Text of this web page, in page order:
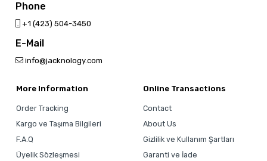
Phone
‎+1 (423) 504-3450
E-Mail
info@jacknology.com
More Information
Order Tracking
Kargo ve Taşıma Bilgileri
F.A.Q
Üyelik Sözleşmesi
Online Transactions
Contact
About Us
Gizlilik ve Kullanım Şartları
Garanti ve İade